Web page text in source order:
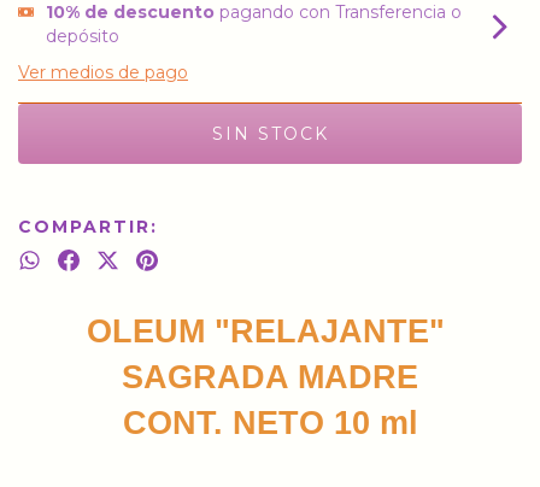
10% de descuentopagando con Transferencia o
depósito
Ver medios de pago
COMPARTIR:
OLEUM "RELAJANTE"
SAGRADA MADRE
CONT. NETO 10 ml